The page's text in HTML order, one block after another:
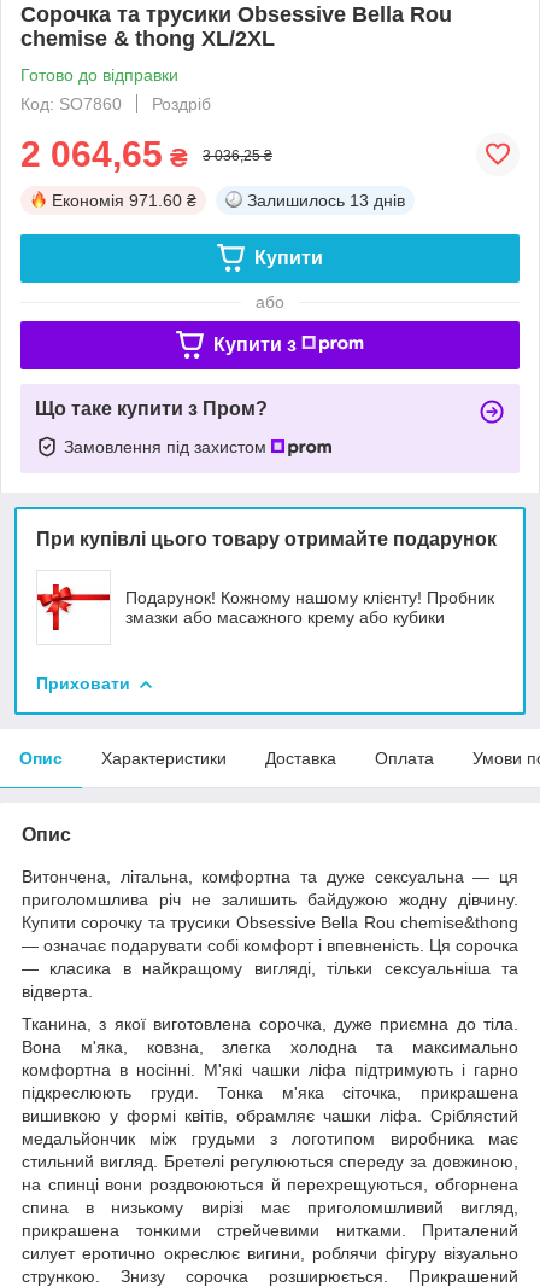
Сорочка та трусики Obsessive Bella Rou
chemise & thong XL/2XL
Готово до відправки
Код: SO7860
Роздріб
2 064,65 ₴ 3 036,25 ₴
Економія 971.60 ₴ Залишилось 13 днів
Купити
або
Купити з
Що таке купити з Пром?
Замовлення під захистом
При купівлі цього товару отримайте подарунок
Подарунок! Кожному нашому клієнту! Пробник
змазки або масажного крему або кубики
Приховати
Опис Характеристики Доставка Оплата Умови
Опис
Витончена, літальна, комфортна та дуже сексуальна — ця
приголомшлива річ не залишить байдужою жодну дівчину.
Купити сорочку та трусики Obsessive Bella Rou chemise&thong
— означає подарувати собі комфорт і впевненість. Ця сорочка
— класика в найкращому вигляді, тільки сексуальніша та
відверта.
Тканина, з якої виготовлена сорочка, дуже приємна до тіла.
Вона м'яка, ковзна, злегка холодна та максимально
комфортна в носінні. М'які чашки ліфа підтримують і гарно
підкреслюють груди. Тонка м'яка сіточка, прикрашена
вишивкою у формі квітів, обрамляє чашки ліфа. Сріблястий
медальйончик між грудьми з логотипом виробника має
стильний вигляд. Бретелі регулюються спереду за довжиною,
на спинці вони роздвоюються й перехрещуються, обгорнена
спина в низькому вирізі має приголомшливий вигляд,
прикрашена тонкими стрейчевими нитками. Приталений
силует еротично окреслює вигини, роблячи фігуру візуально
стрункою. Знизу сорочка розширюється. Прикрашений